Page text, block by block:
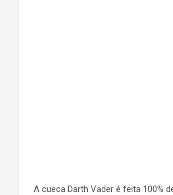
A cueca Darth Vader é feita 100%